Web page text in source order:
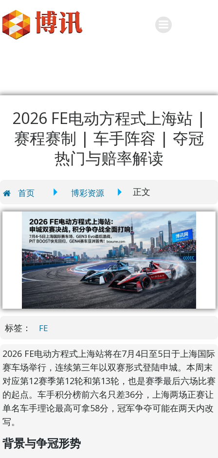
2026 FE电动方程式上海站 |
赛程赛制 | 车手阵容 | 夺冠
热门与赔率解读
首页 博彩资源 正文
标签： FE
2026 FE电动方程式上海站将在7月4日至5日于上海国际
赛车场举行，连续第三年以双赛形式登陆申城。本周末
对应第12赛季第12轮和第13轮，也是赛季最后六场比赛
的起点。车手积分榜前六名只差36分，上海两场正赛让
单名车手理论最高可拿58分，冠军争夺可能在两天内改
写。
背景与争冠形势